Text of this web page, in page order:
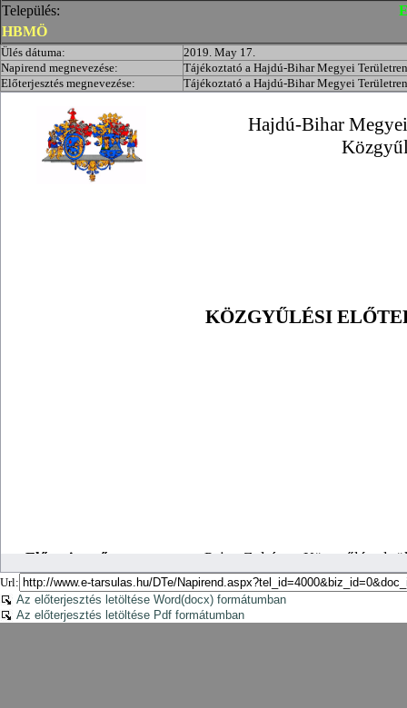
Település:
HBMÖ
Ülés dátuma:
2019. May 17.
Napirend megnevezése:
Tájékoztató a Hajdú-Bihar Megyei
Előterjesztés megnevezése:
Tájékoztató a Hajdú-Bihar Megyei
Url:
Az előterjesztés letöltése Word(docx) formátumban
Az előterjesztés letöltése Pdf formátumban